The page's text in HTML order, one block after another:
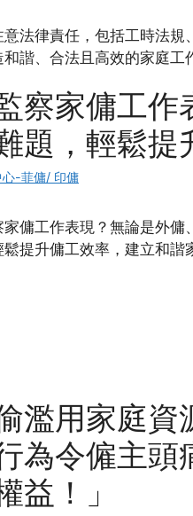
法律責任，包括工時法
諧、合法且高效的家庭工
察家傭工作
題，輕鬆提
心-菲傭/ 印傭
傭工作表現？無論是外
提升傭工效率，建立和
濫用家庭
為令僱主頭
益！」